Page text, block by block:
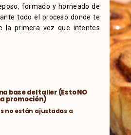
formado y horneado de
todo el proceso donde te
la primera vez que intentes
base del taller (Esto NO
promoción)
no están ajustadas a